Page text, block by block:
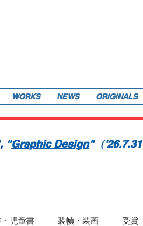
WORKS NEWS ORIGINALS
, "Graphic Design"（'26.7.31
児童書 装幀・装画 受賞